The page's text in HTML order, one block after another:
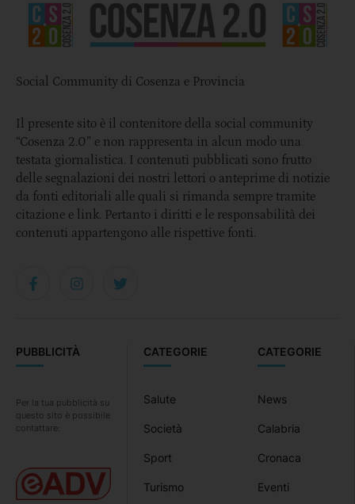
CATEGORIE
News
Calabria
Cronaca
Eventi
CATEGORIE
Salute
Società
Sport
Turismo
PUBBLICITÀ
Per la tua pubblicità su
questo sito è possibile
contattare:
Social Community di Cosenza e Provincia
Il presente sito è il contenitore della social community
“Cosenza 2.0” e non rappresenta in alcun modo una
testata giornalistica. I contenuti pubblicati sono frutto
delle segnalazioni dei nostri lettori o anteprime di notizie
da fonti editoriali alle quali si rimanda sempre tramite
citazione e link. Pertanto i diritti e le responsabilità dei
contenuti appartengono alle rispettive fonti.